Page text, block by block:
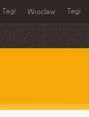
Tagi Wrocław Tagi